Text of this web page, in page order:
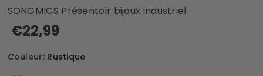
SONGMICS Présentoir bijoux industriel
€22,99
Couleur: Rustique